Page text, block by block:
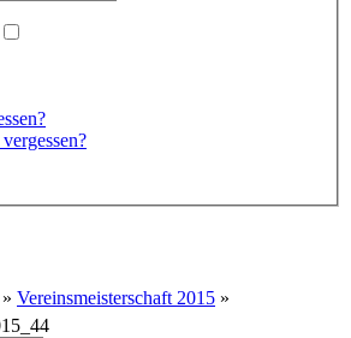
» Vereinsmeisterschaft 2015 »